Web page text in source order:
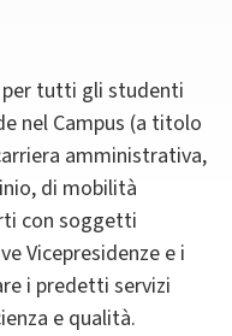
per tutti gli studenti
nel Campus (a titolo
amministrativa,
di mobilità
con soggetti
Vicepresidenze e i
i predetti servizi
e qualità.